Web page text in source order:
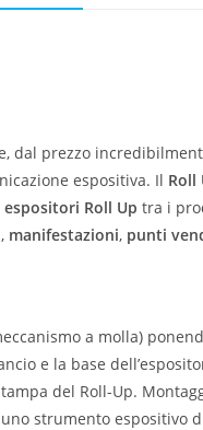
dal prezzo
espositiva. Il Roll
espositori Roll Up tra i
, manifestazioni, punti
a molla)
e la base
del Roll-Up.
strumento espositivo